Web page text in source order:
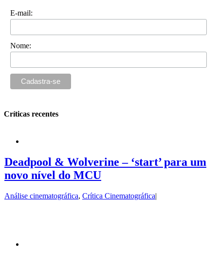
E-mail:
Nome:
Críticas recentes
Deadpool & Wolverine – ‘start’ para um
novo nível do MCU
Análise cinematográfica, Crítica Cinematográfica|